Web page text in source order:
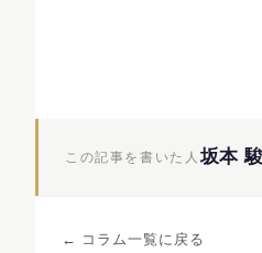
この記事を書いた人 坂本 駿
← コラム一覧に戻る